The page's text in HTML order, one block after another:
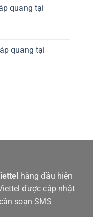
quang tại
quang tại
hàng đầu hiện
được cập nhật
soạn SMS